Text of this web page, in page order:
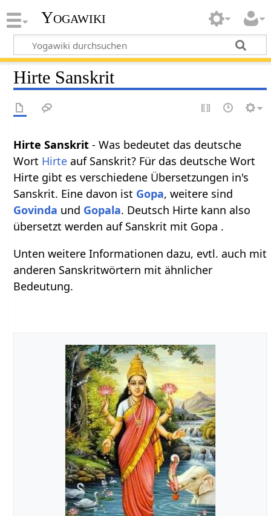
Yogawiki
Hirte Sanskrit
Hirte Sanskrit - Was bedeutet das deutsche
Wort Hirte auf Sanskrit? Für das deutsche Wort
Hirte gibt es verschiedene Übersetzungen in's
Sanskrit. Eine davon ist Gopa, weitere sind
Govinda und Gopala. Deutsch Hirte kann also
übersetzt werden auf Sanskrit mit Gopa .
Unten weitere Informationen dazu, evtl. auch mit
anderen Sanskritwörtern mit ähnlicher
Bedeutung.